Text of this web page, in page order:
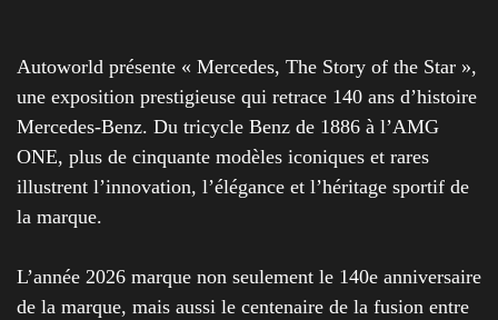
Autoworld présente « Mercedes, The Story of the Star »,
une exposition prestigieuse qui retrace 140 ans d’histoire
Mercedes-Benz. Du tricycle Benz de 1886 à l’AMG
ONE, plus de cinquante modèles iconiques et rares
illustrent l’innovation, l’élégance et l’héritage sportif de
la marque.
L’année 2026 marque non seulement le 140e anniversaire
de la marque, mais aussi le centenaire de la fusion entre